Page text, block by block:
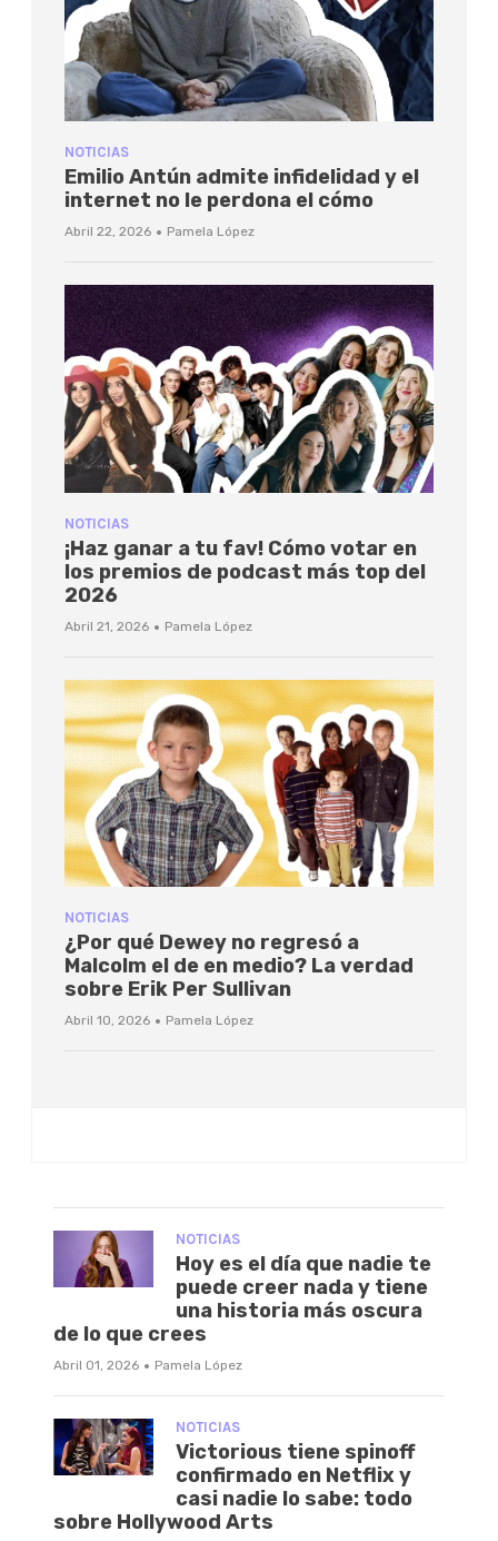
NOTICIAS
Emilio Antún admite infidelidad y el
internet no le perdona el cómo
Abril 22, 2026 · Pamela López
NOTICIAS
¡Haz ganar a tu fav! Cómo votar en
los premios de podcast más top del
2026
Abril 21, 2026 · Pamela López
NOTICIAS
¿Por qué Dewey no regresó a
Malcolm el de en medio? La verdad
sobre Erik Per Sullivan
Abril 10, 2026 · Pamela López
NOTICIAS
Hoy es el día que nadie te
puede creer nada y tiene
una historia más oscura
de lo que crees
Abril 01, 2026 · Pamela López
NOTICIAS
Victorious tiene spinoff
confirmado en Netflix y
casi nadie lo sabe: todo
sobre Hollywood Arts